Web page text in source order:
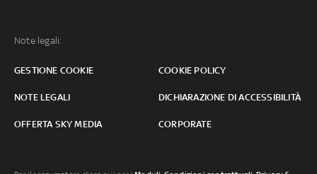
Note legali:
GESTIONE COOKIE COOKIE POLICY
NOTE LEGALI DICHIARAZIONE DI ACCESSIBILITÀ
OFFERTA SKY MEDIA CORPORATE